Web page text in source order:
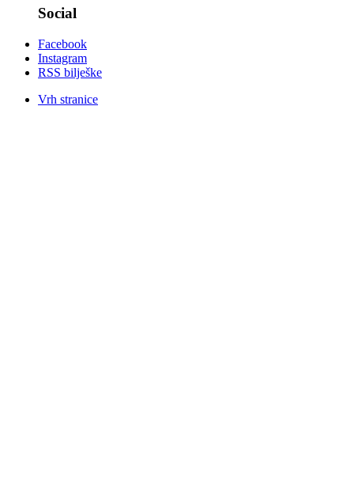
Social
Facebook
Instagram
RSS bilješke
Vrh stranice